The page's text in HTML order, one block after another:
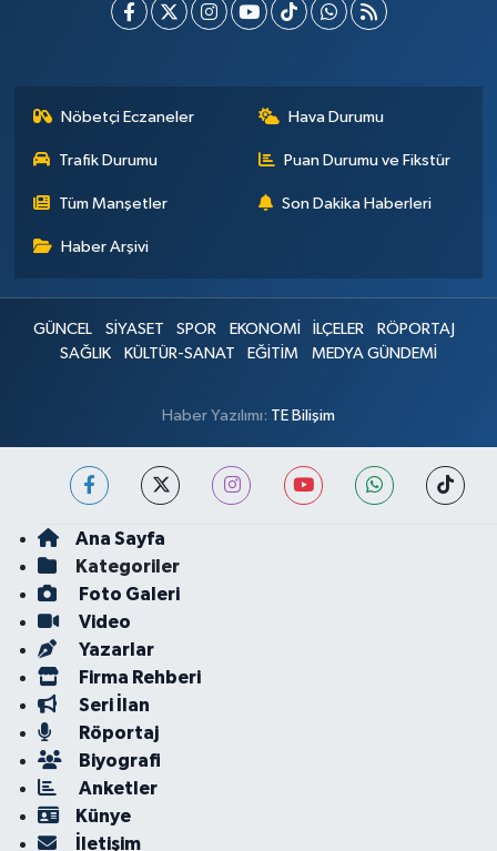
Nöbetçi Eczaneler Hava Durumu
Trafik Durumu Puan Durumu ve Fikstür
Tüm Manşetler Son Dakika Haberleri
Haber Arşivi
GÜNCEL SİYASET SPOR EKONOMİ İLÇELER
RÖPORTAJ
SAĞLIK
KÜLTÜR-SANAT EĞİTİM MEDYA GÜNDEMİ
Haber Yazılımı: TE Bilişim
Ana Sayfa
Kategoriler
Foto Galeri
Video
Yazarlar
Firma Rehberi
Seri İlan
Röportaj
Biyografi
Anketler
Künye
İletişim